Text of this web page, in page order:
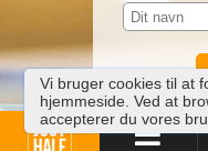
Vi bruger cookies til at
hjemmeside. Ved at
accepterer du vores